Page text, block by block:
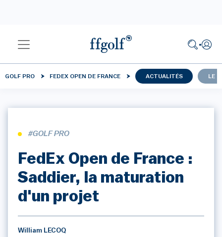
GOLF PRO FEDEX OPEN DE FRANCE ACTUALITÉS LE
#GOLF PRO
FedEx Open de France :
Saddier, la maturation
d'un projet
William LECOQ